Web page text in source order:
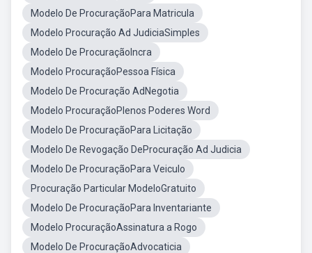
Modelo De ProcuraçãoPara Matricula
Modelo Procuração Ad JudiciaSimples
Modelo De ProcuraçãoIncra
Modelo ProcuraçãoPessoa Física
Modelo De Procuração AdNegotia
Modelo ProcuraçãoPlenos Poderes Word
Modelo De ProcuraçãoPara Licitação
Modelo De Revogação DeProcuração Ad Judicia
Modelo De ProcuraçãoPara Veiculo
Procuração Particular ModeloGratuito
Modelo De ProcuraçãoPara Inventariante
Modelo ProcuraçãoAssinatura a Rogo
Modelo De ProcuraçãoAdvocaticia